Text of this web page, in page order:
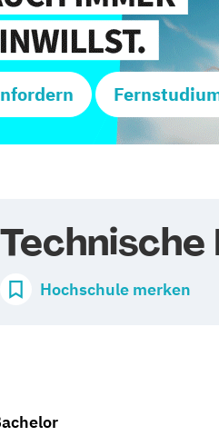
Hochschule merken